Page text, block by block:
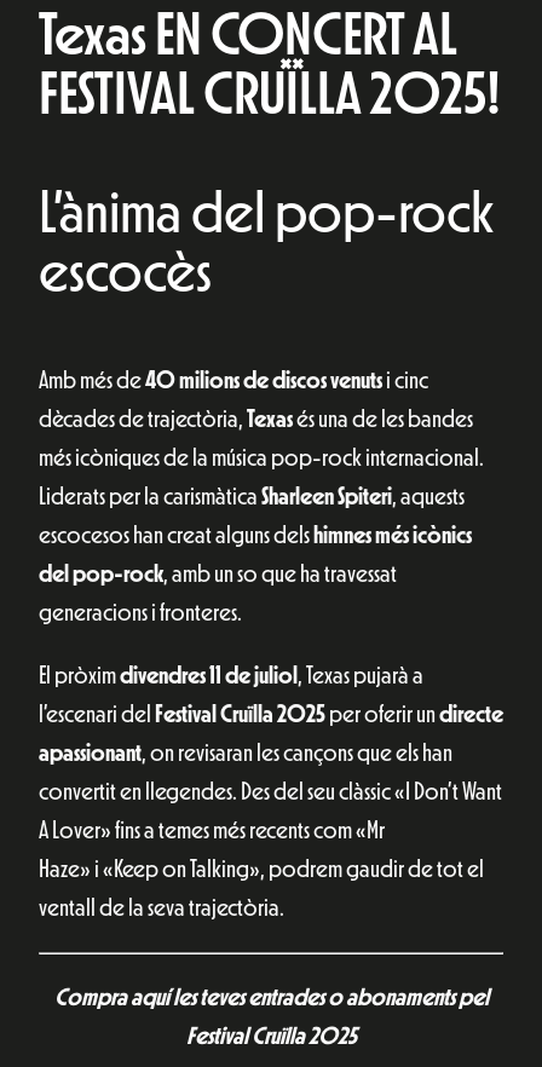
Texas EN CONCERT AL
FESTIVAL CRUÏLLA 2025!
L’ànima del pop-rock
escocès
Amb més de40 milions de discos venuts i cinc
dècades de trajectòria, Texasés una de les bandes
més icòniques de la música pop-rock internacional.
Liderats per la carismàtica Sharleen Spiteri, aquests
escocesos han creat alguns dels himnes més icònics
del pop-rock, amb un so que ha travessat
generacions i fronteres.
El pròximdivendres11 de juliol , Texas pujarà a
l’escenari del Festival Cruïlla 2025 per oferir undirecte
apassionant, on revisaran les cançons que els han
convertit en llegendes. Des del seu clàssic «I Don’t Want
A Lover» fins a temes més recents com «Mr
Haze» i «Keep on Talking», podrem gaudir de tot el
ventall de la seva trajectòria.
Compra aquí les teves entrades o abonaments pel
Festival Cruïlla 2025